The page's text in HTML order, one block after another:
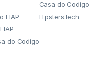
FIAP
do Codigo
Casa do Codigo
Hipsters.tech